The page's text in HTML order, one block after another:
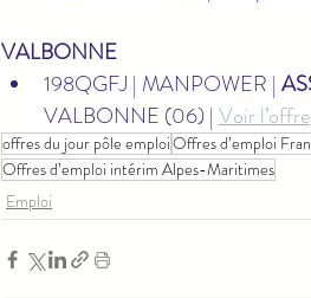
VALBONNE
198QGFJ | MANPOWER |
VALBONNE (06) | Voir l’offre
offres du jour pôle emploiOffres d’emploi
Offres d’emploi intérim Alpes-Maritimes
Emploi